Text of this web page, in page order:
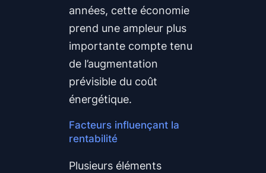
années, cette économie
prend une ampleur plus
importante compte tenu
de l’augmentation
prévisible du coût
énergétique.
Facteurs influençant la
rentabilité
Plusieurs éléments